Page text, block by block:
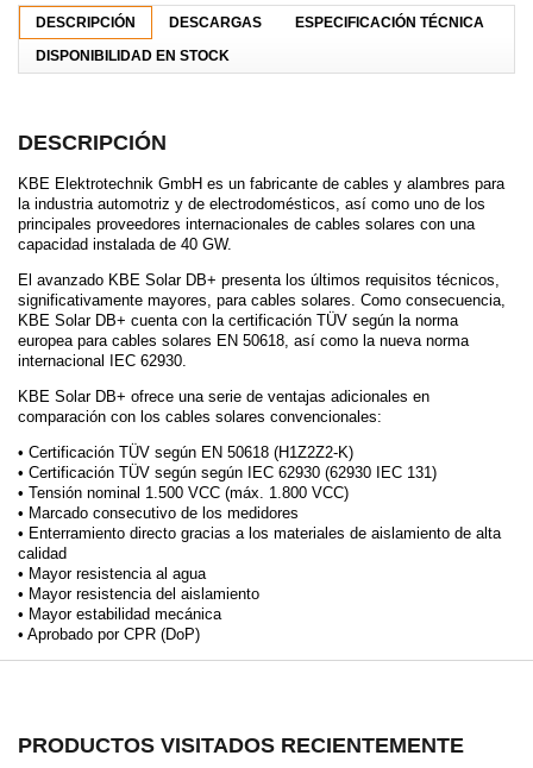
DESCRIPCIÓN DESCARGAS
ESPECIFICACIÓN TÉCNICA
DISPONIBILIDAD EN STOCK
DESCRIPCIÓN
KBE Elektrotechnik GmbH es un fabricante de cables y alambres para
la industria automotriz y de electrodomésticos, así como uno de los
principales proveedores internacionales de cables solares con una
capacidad instalada de 40 GW.
El avanzado KBE Solar DB+ presenta los últimos requisitos técnicos,
significativamente mayores, para cables solares. Como consecuencia,
KBE Solar DB+ cuenta con la certificación TÜV según la norma
europea para cables solares EN 50618, así como la nueva norma
internacional IEC 62930.
KBE Solar DB+ ofrece una serie de ventajas adicionales en
comparación con los cables solares convencionales:
• Certificación TÜV según EN 50618 (H1Z2Z2-K)
• Certificación TÜV según según IEC 62930 (62930 IEC 131)
• Tensión nominal 1.500 VCC (máx. 1.800 VCC)
• Marcado consecutivo de los medidores
• Enterramiento directo gracias a los materiales de aislamiento de alta
calidad
• Mayor resistencia al agua
• Mayor resistencia del aislamiento
• Mayor estabilidad mecánica
• Aprobado por CPR (DoP)
PRODUCTOS VISITADOS RECIENTEMENTE